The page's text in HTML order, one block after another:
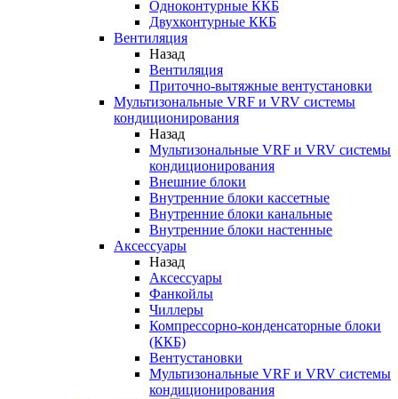
Одноконтурные ККБ
Двухконтурные ККБ
Вентиляция
Назад
Вентиляция
Приточно-вытяжные вентустановки
Мультизональные VRF и VRV системы
кондиционирования
Назад
Мультизональные VRF и VRV системы
кондиционирования
Внешние блоки
Внутренние блоки кассетные
Внутренние блоки канальные
Внутренние блоки настенные
Аксессуары
Назад
Аксессуары
Фанкойлы
Чиллеры
Компрессорно-конденсаторные блоки
(ККБ)
Вентустановки
Мультизональные VRF и VRV системы
кондиционирования